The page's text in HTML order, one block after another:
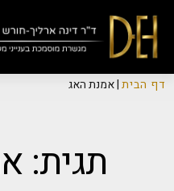
Yes
...
דף הבית|אמנת האג
תגית: